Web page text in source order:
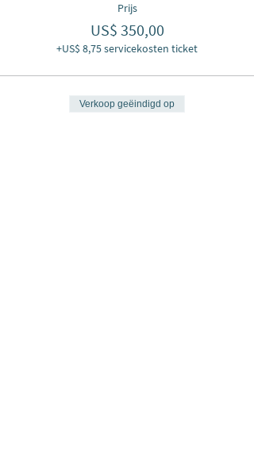
Prijs
US$ 350,00
+US$ 8,75 servicekosten ticket
Verkoop geëindigd op